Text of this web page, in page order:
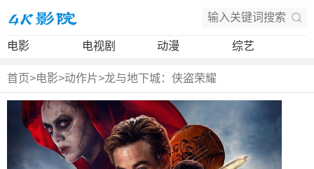
电影 电视剧 动漫 综艺
首页>电影>动作片>龙与地下城：侠盗荣耀